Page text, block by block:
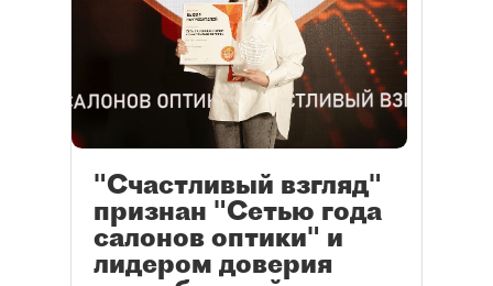
"Счастливый взгляд"
признан "Сетью года
салонов оптики" и
лидером доверия